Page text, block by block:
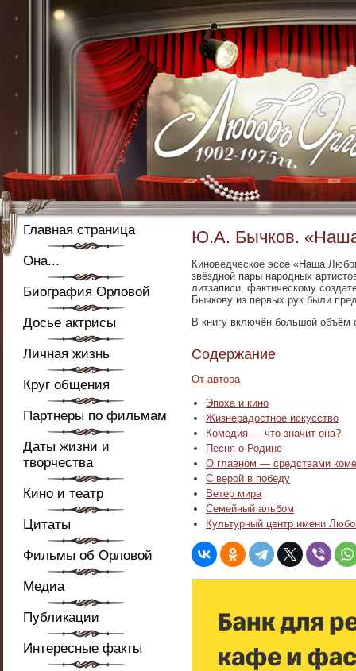
Главная страница
Она...
Биография Орловой
Досье актрисы
Личная жизнь
Круг общения
Партнеры по фильмам
Даты жизни и
творчества
Кино и театр
Цитаты
Фильмы об Орловой
Медиа
Публикации
Интересные факты
Ю.А. Бычков.
Киноведческое эссе «Наша
звёздной пары народных
литзаписи, фактическому
Бычкову из первых рук были
В книгу включён большой
Содержание
От автора
Эпоха и кино
Жизнерадостное искусство
Комедия — что значит она?
Песня о Родине
О главном — средствами
С верой в победу
Ветер мира
Семейный альбом
Культурный центр имени